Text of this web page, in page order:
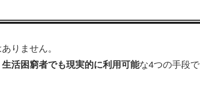
りません。
活困窮者でも現実的に利用可能な4つの手段で